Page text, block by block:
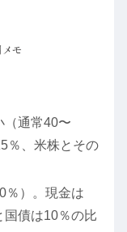
（通常40〜
％、米株とその
％）。現金は
国債は10％の比